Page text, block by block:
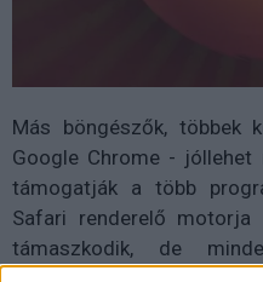
Más böngészők, többek
Google Chrome -
támogatják a több
Safari renderelő motorja
támaszkodik, de